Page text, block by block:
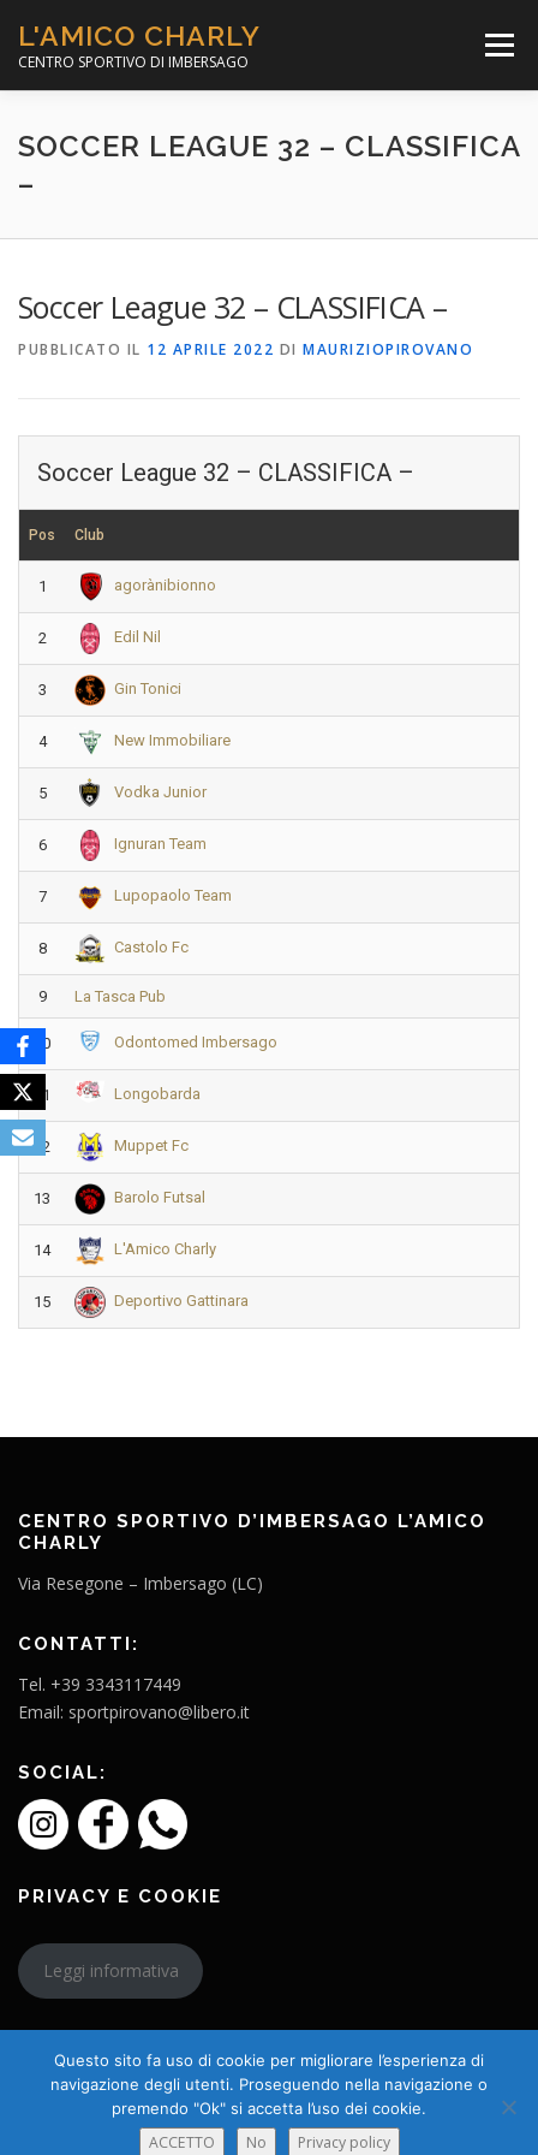
contenuto
L'AMICO CHARLY
CENTRO SPORTIVO DI IMBERSAGO
Menù
LA SOCCER LEAGUE CORSO CALCIO A 5
SCUOLA TENNIS
SOCCER LEAGUE 32 – CLASSIFICA
–
Soccer League 32 – CLASSIFICA –
PUBBLICATO IL 12 APRILE 2022 DI MAURIZIOPIROVANO
Soccer League 32 – CLASSIFICA –
Pos Club
1 agorànibionno
2 Edil Nil
3 Gin Tonici
4 New Immobiliare
5 Vodka Junior
6 Ignuran Team
7 Lupopaolo Team
8 Castolo Fc
9 La Tasca Pub
10 Odontomed Imbersago
11 Longobarda
12 Muppet Fc
13 Barolo Futsal
14 L'Amico Charly
15 Deportivo Gattinara
CENTRO SPORTIVO D’IMBERSAGO L’AMICO
CHARLY
Via Resegone – Imbersago (LC)
CONTATTI:
Tel. +39 3343117449
Email: sportpirovano@libero.it
SOCIAL:
PRIVACY E COOKIE
Leggi informativa
Copyright © 2026 L'Amico Charly
Questo sito fa uso di cookie per migliorare l’esperienza di
navigazione degli utenti. Proseguendo nella navigazione o
premendo "Ok" si accetta l’uso dei cookie.
ACCETTO No Privacy policy